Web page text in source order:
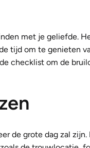
met je geliefde.
tijd om te genieten
checklist om de
de grote dag zal